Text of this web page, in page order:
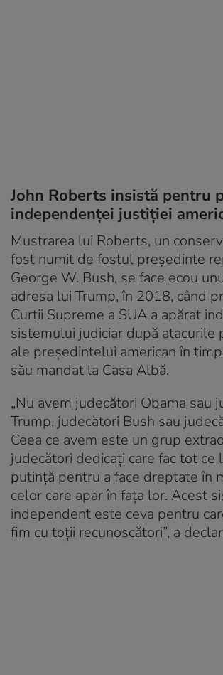
John Roberts insistă pentru
independenței justiției
Mustrarea lui Roberts, un
fost numit de fostul preşedinte
George W. Bush, se face ecou
adresa lui Trump, în 2018, când
Curții Supreme a SUA a apărat
sistemului judiciar după atacurile
ale președintelui american în
său mandat la Casa Albă.
„Nu avem judecători Obama sau
Trump, judecători Bush sau
Ceea ce avem este un grup
judecători dedicaţi care fac tot ce
putinţă pentru a face dreptate în
celor care apar în faţa lor. Acest
independent este ceva pentru
fim cu toţii recunoscători”, a